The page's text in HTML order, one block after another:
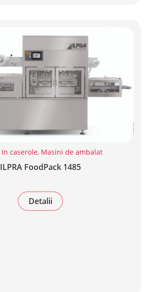
In caserole, Masini de ambalat
ILPRA FoodPack 1485
Detalii